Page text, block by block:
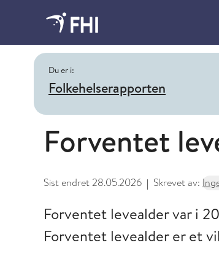
Du er i:
Folkehelserapporten
Forventet
Sist endret28.05.2026 | Skrevet av:
Forventet levealder var i
Forventet levealder er et